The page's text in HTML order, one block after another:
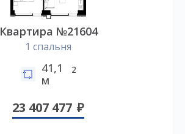
Квартира №21604
1 спальня
41,1
м
2
23 407 477